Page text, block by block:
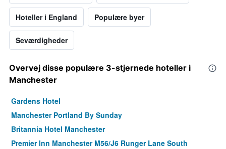
Hoteller i England Populære byer
Seværdigheder
Overvej disse populære 3-stjernede hoteller i
Manchester
Gardens Hotel
Manchester Portland By Sunday
Britannia Hotel Manchester
Premier Inn Manchester M56/J6 Runger Lane South